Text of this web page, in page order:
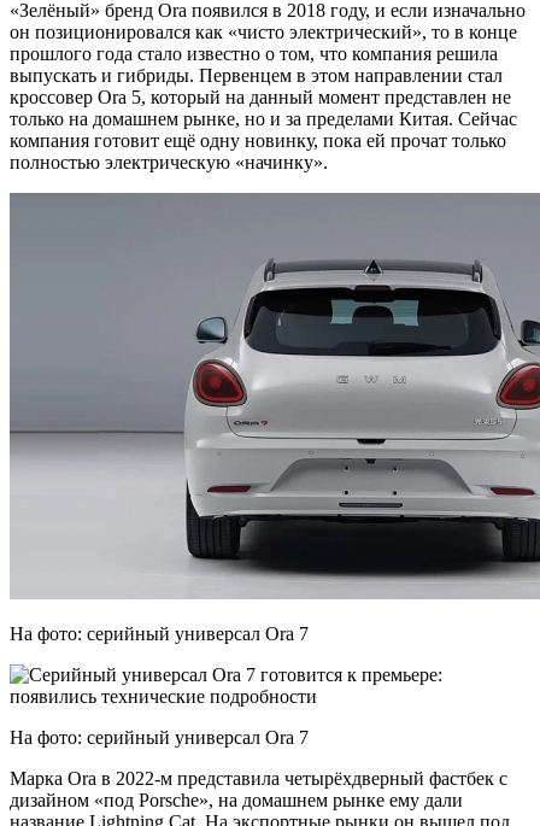
«Зелёный» бренд Ora появился в 2018 году, и если изначально
он позиционировался как «чисто электрический», то в конце
прошлого года стало известно о том, что компания решила
выпускать и гибриды. Первенцем в этом направлении стал
кроссовер Ora 5, который на данный момент представлен не
только на домашнем рынке, но и за пределами Китая. Сейчас
компания готовит ещё одну новинку, пока ей прочат только
полностью электрическую «начинку».
На фото: серийный универсал Ora 7
На фото: серийный универсал Ora 7
Марка Ora в 2022-м представила четырёхдверный фастбек с
дизайном «под Porsche», на домашнем рынке ему дали
название Lightning Cat. На экспортные рынки он вышел под